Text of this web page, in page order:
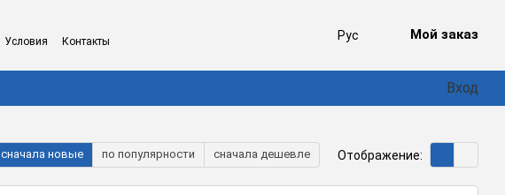
Условия Контакты Рус Мой заказ
Вход
сначала новые по популярности сначала дешевле Отображение: